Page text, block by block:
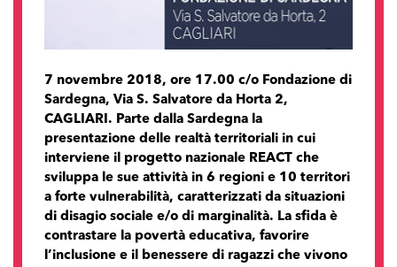
7 novembre 2018, ore 17.00 c/o Fondazione di
Sardegna, Via S. Salvatore da Horta 2,
CAGLIARI. Parte dalla Sardegna la
presentazione delle realtà territoriali in cui
interviene il progetto nazionale REACT che
sviluppa le sue attività in 6 regioni e 10 territori
a forte vulnerabilità, caratterizzati da situazioni
di disagio sociale e/o di marginalità. La sfida è
contrastare la povertà educativa, favorire
l’inclusione e il benessere di ragazzi che vivono